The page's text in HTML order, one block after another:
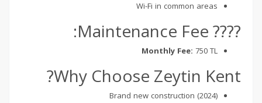
Wi-Fi in common areas
???? Maintenance Fee:
Monthly Fee: 750 TL
Why Choose Zeytin Kent?
Brand new construction (2024)